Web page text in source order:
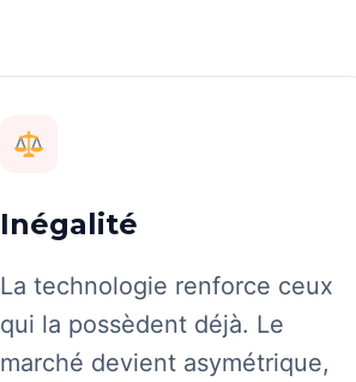
Inégalité
La technologie renforce ceux
qui la possèdent déjà. Le
marché devient asymétrique,